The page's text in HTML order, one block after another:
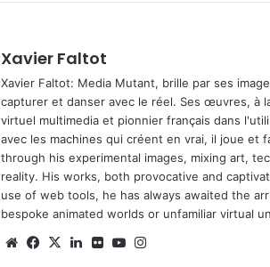
Xavier Faltot
Xavier Faltot: Media Mutant, brille par ses
capturer et danser avec le réel. Ses œuvres, à
virtuel multimedia et pionnier français dans
avec les machines qui créent en vrai, il joue et
through his experimental images, mixing art,
reality. His works, both provocative and
use of web tools, he has always awaited the
bespoke animated worlds or unfamiliar virtual
We Fa
X
Lin Fli Yo